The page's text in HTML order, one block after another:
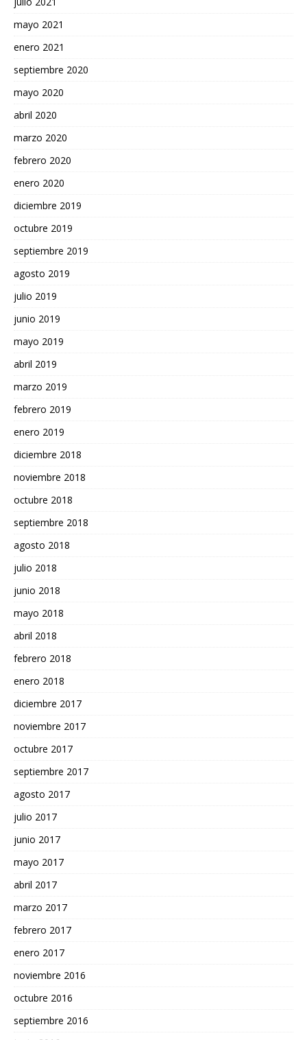
mayo 2021
enero 2021
septiembre 2020
mayo 2020
abril 2020
marzo 2020
febrero 2020
enero 2020
diciembre 2019
octubre 2019
septiembre 2019
agosto 2019
julio 2019
junio 2019
mayo 2019
abril 2019
marzo 2019
febrero 2019
enero 2019
diciembre 2018
noviembre 2018
octubre 2018
septiembre 2018
agosto 2018
julio 2018
junio 2018
mayo 2018
abril 2018
febrero 2018
enero 2018
diciembre 2017
noviembre 2017
octubre 2017
septiembre 2017
agosto 2017
julio 2017
junio 2017
mayo 2017
abril 2017
marzo 2017
febrero 2017
enero 2017
noviembre 2016
octubre 2016
septiembre 2016